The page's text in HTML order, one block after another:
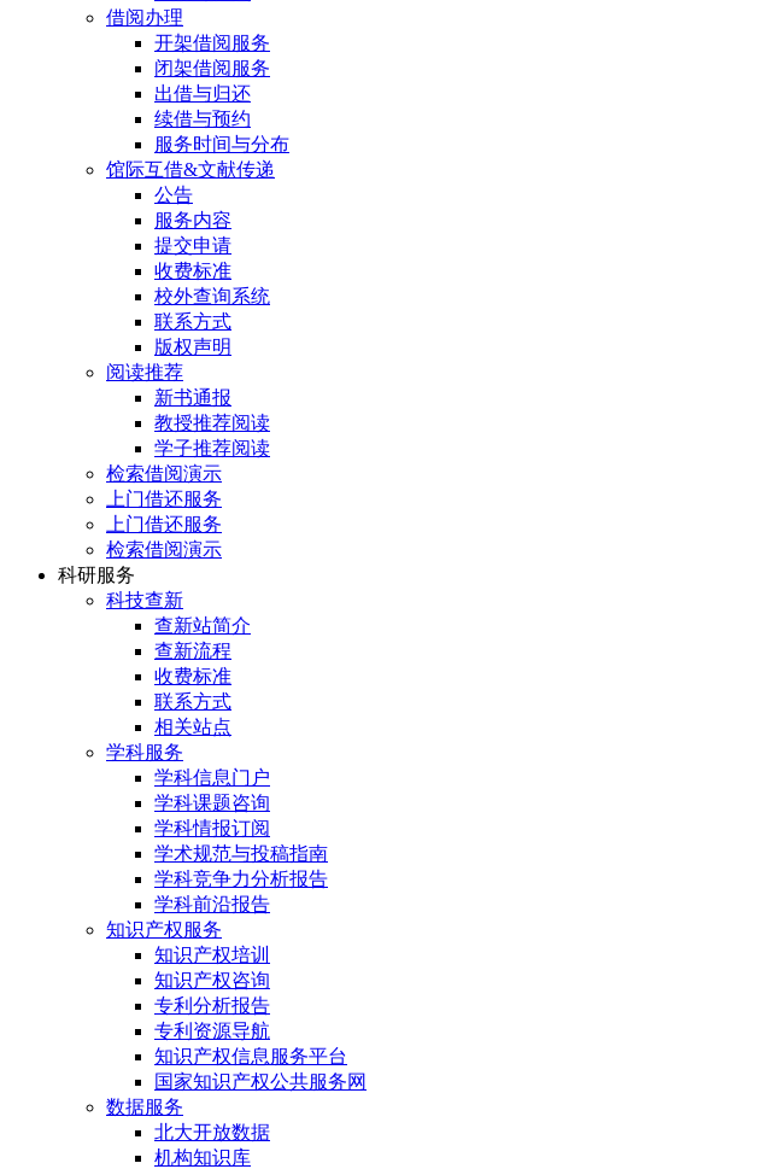
借阅办理
开架借阅服务
闭架借阅服务
出借与归还
续借与预约
服务时间与分布
馆际互借&文献传递
公告
服务内容
提交申请
收费标准
校外查询系统
联系方式
版权声明
阅读推荐
新书通报
教授推荐阅读
学子推荐阅读
检索借阅演示
上门借还服务
上门借还服务
检索借阅演示
科研服务
科技查新
查新站简介
查新流程
收费标准
联系方式
相关站点
学科服务
学科信息门户
学科课题咨询
学科情报订阅
学术规范与投稿指南
学科竞争力分析报告
学科前沿报告
知识产权服务
知识产权培训
知识产权咨询
专利分析报告
专利资源导航
知识产权信息服务平台
国家知识产权公共服务网
数据服务
北大开放数据
机构知识库